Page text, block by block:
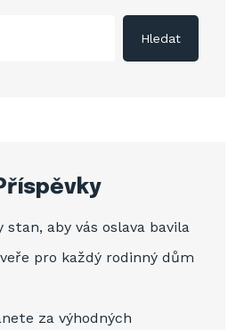
Hledat
aby vás oslava bavila
pro každý rodinný dům
za výhodných